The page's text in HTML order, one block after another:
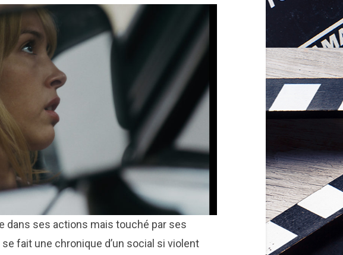
dans ses actions mais touché par ses
fait une chronique d’un social si violent